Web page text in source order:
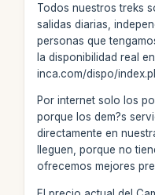
Todos nuestros treks
salidas diarias,
personas que
la disponibilidad real
inca.com/dispo/
Por internet solo los
porque los dem?s
directamente en
lleguen, porque no
ofrecemos mejores